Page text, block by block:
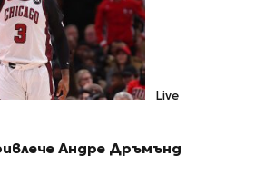
Live
Андре Дръмънд